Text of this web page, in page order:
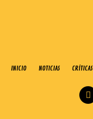
INICIO NOTICIAS CRÍTICAS